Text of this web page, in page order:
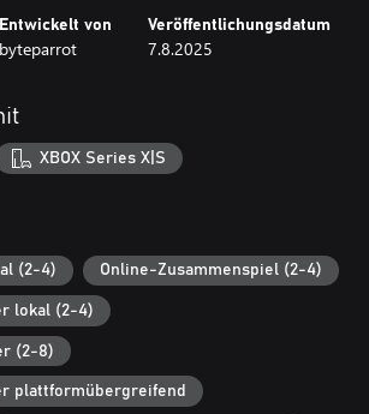
Entwickelt von
byteparrot
Veröffentlichungsdatum
7.8.2025
XBOX Series X|S
(2-4) Online-Zusammenspiel (2-4)
lokal (2-4)
(2-8)
plattformübergreifend